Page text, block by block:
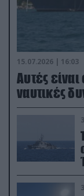
15.07.2026 | 16:03
Aυτές
ναυτικές